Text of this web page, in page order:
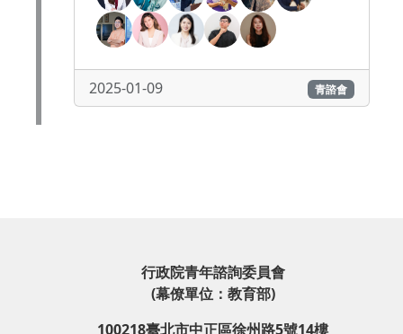
2025-01-09 青諮會
行政院青年諮詢委員會
(幕僚單位：教育部)
100218臺北市中正區徐州路5號14樓